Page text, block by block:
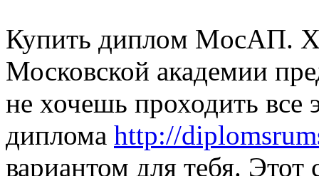
Купить диплoм МoсAП.
Московской академии
не хочешь проходить все
диплома http://
вариантом для тебя. Этот